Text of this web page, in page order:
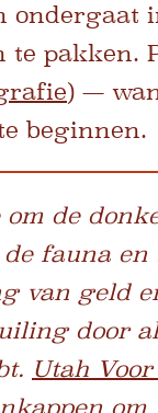
ondergaat
te pakken.
) —
beginnen.
om de
fauna
van geld
door
Utah